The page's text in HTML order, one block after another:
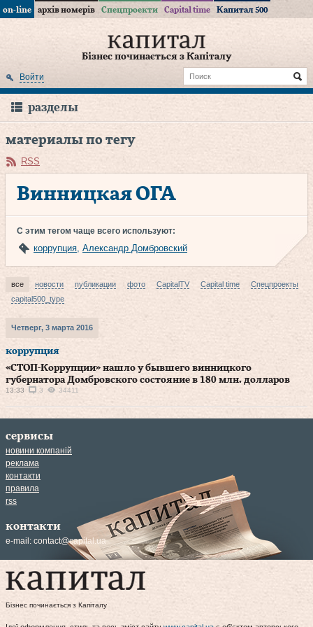
on-line архів номерів Спецпроекти Capital time Капитал 500
Бізнес починається з Капіталу
Войти
разделы
материалы по тегу
RSS
Винницкая ОГА
С этим тегом чаще всего используют:
коррупция, Александр Домбровский
все новости публикации фото CapitalTV Capital time
Спецпроекты
capital500_type
Четверг, 3 марта 2016
коррупция
«СТОП-Коррупции» нашло у бывшего винницкого
губернатора Домбровского состояние в 180 млн. долларов
13:33 3 34411
сервисы
новини компаній
реклама
контакти
правила
rss
контакти
e-mail: contact@capital.ua
Бізнес починається з Капіталу